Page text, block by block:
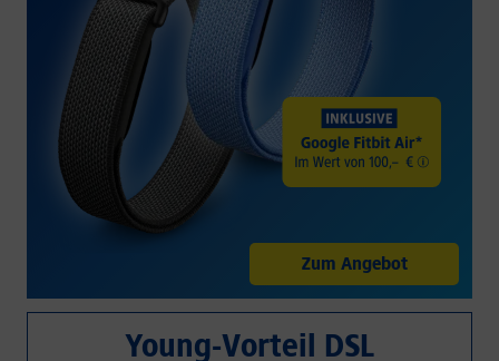
Zum Angebot
Young-Vorteil DSL